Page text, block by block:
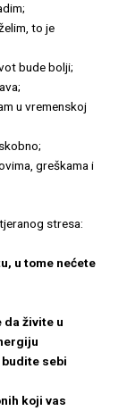
to je
bude bolji;
u vremenskoj
greškama i
stresa:
u tome nećete
da živite u
sebi
koji vas